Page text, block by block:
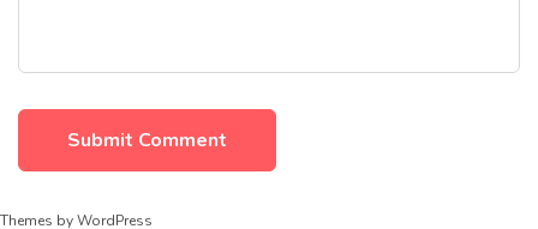
Themes by WordPress